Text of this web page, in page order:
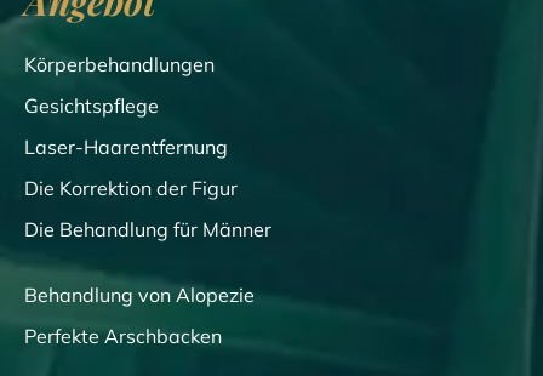
Körperbehandlungen
Gesichtspflege
Laser-Haarentfernung
Die Korrektion der Figur
Die Behandlung für Männer
Behandlung von Alopezie
Perfekte Arschbacken